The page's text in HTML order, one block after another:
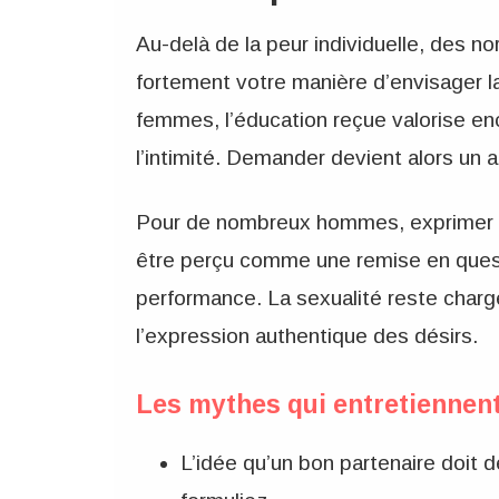
Au-delà de la peur individuelle, des
fortement votre manière d’envisager
femmes, l’éducation reçue valorise
l’intimité. Demander devient alors un
Pour de nombreux hommes,
être perçu comme une remise en
performance. La sexualité reste
l’expression authentique des désirs.
Les mythes qui
L’idée qu’un bon partenaire doit